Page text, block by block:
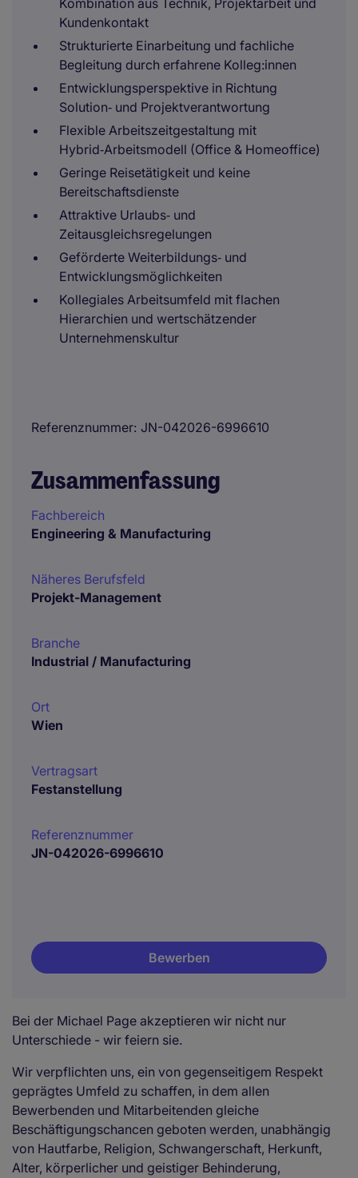
Kombination aus Technik, Projektarbeit und
Kundenkontakt
Strukturierte Einarbeitung und fachliche
Begleitung durch erfahrene Kolleg:innen
Entwicklungsperspektive in Richtung
Solution‑ und Projektverantwortung
Flexible Arbeitszeitgestaltung mit
Hybrid‑Arbeitsmodell (Office & Homeoffice)
Geringe Reisetätigkeit und keine
Bereitschaftsdienste
Attraktive Urlaubs‑ und
Zeitausgleichsregelungen
Geförderte Weiterbildungs‑ und
Entwicklungsmöglichkeiten
Kollegiales Arbeitsumfeld mit flachen
Hierarchien und wertschätzender
Unternehmenskultur
Referenznummer JN-042026-6996610
Zusammenfassung
Fachbereich
Engineering & Manufacturing
Näheres Berufsfeld
Projekt-Management
Branche
Industrial / Manufacturing
Ort
Wien
Vertragsart
Festanstellung
Referenznummer
JN-042026-6996610
Bewerben
Bei der Michael Page akzeptieren wir nicht nur
Unterschiede - wir feiern sie.
Wir verpflichten uns, ein von gegenseitigem Respekt
geprägtes Umfeld zu schaffen, in dem allen
Bewerbenden und Mitarbeitenden gleiche
Beschäftigungschancen geboten werden, unabhängig
von Hautfarbe, Religion, Schwangerschaft, Herkunft,
Alter, körperlicher und geistiger Behinderung,